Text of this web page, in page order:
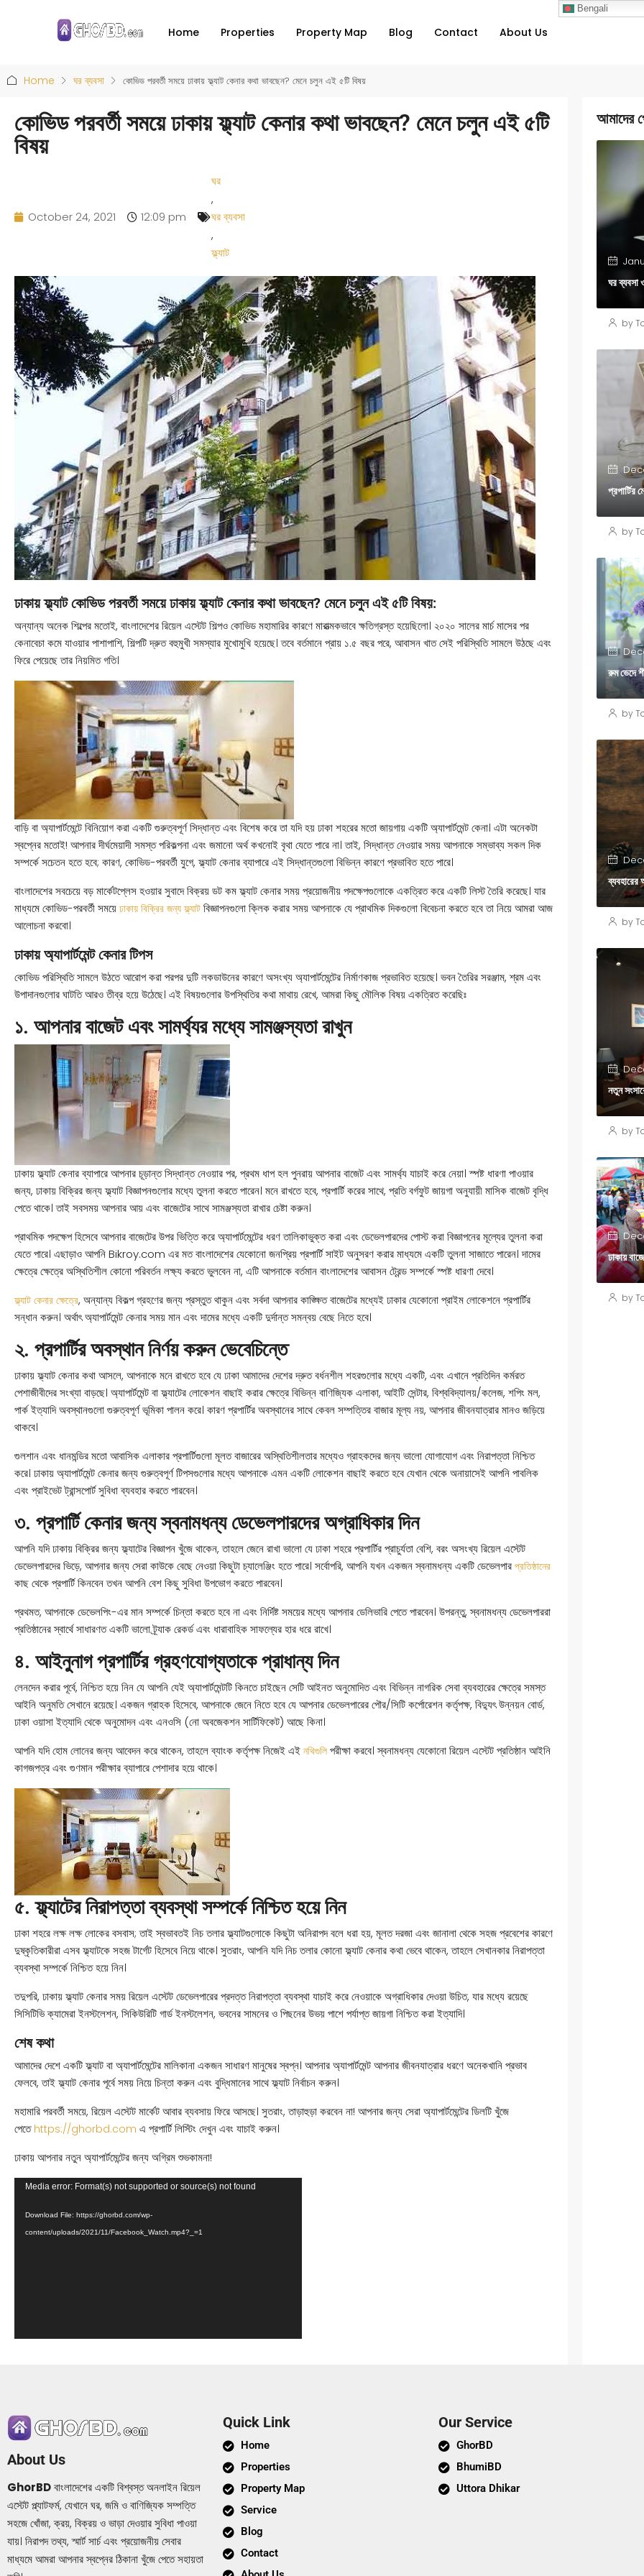
Home Properties Property Map Blog Contact About Us
Bengali
Home ঘর ব্যবসা কোভিড পরবর্তী সময়ে ঢাকায় ফ্ল্যাট কেনার কথা ভাবছেন? মেনে চলুন এই ৫টি বিষয়
কোভিড পরবর্তী সময়ে ঢাকায় ফ্ল্যাট কেনার কথা ভাবছেন? মেনে চলুন এই ৫টি
বিষয়
October 24, 2021 12:09 pm
ঘর
,
ঘর ব্যবসা
,
ফ্ল্যাট
ঢাকায় ফ্ল্যাটকোভিড পরবর্তী সময়ে ঢাকায় ফ্ল্যাট কেনার কথা ভাবছেন? মেনে চলুন এই ৫টি বিষয়:
অন্যান্য অনেক শিল্পের মতোই, বাংলাদেশের রিয়েল এস্টেট শিল্পও কোভিড মহামারির কারণে মারাত্মকভাবে ক্ষতিগ্রস্ত হয়েছিলো। ২০২০ সালের মার্চ মাসের পর
কেনাবেচা কমে যাওয়ার পাশাপাশি, শিল্পটি দ্রুত বহুমুখী সমস্যার মুখোমুখি হয়েছে। তবে বর্তমানে প্রায় ১.৫ বছর পরে, আবাসন খাত সেই পরিস্থিতি সামলে উঠছে এবং
ফিরে পেয়েছে তার নিয়মিত গতি।
বাড়ি বা অ্যাপার্টমেন্টে বিনিয়োগ করা একটি গুরুত্বপূর্ণ সিদ্ধান্ত এবং বিশেষ করে তা যদি হয় ঢাকা শহরের মতো জায়গায় একটি অ্যাপার্টমেন্ট কেনা। এটা অনেকটা
স্বপ্নের মতোই! আপনার দীর্ঘমেয়াদী সমস্ত পরিকল্পনা এবং জমানো অর্থ কখনোই বৃথা যেতে পারে না। তাই, সিদ্ধান্ত নেওয়ার সময় আপনাকে সম্ভাব্য সকল দিক
সম্পর্কে সচেতন হতে হবে; কারণ, কোভিড-পরবর্তী যুগে, ফ্ল্যাট কেনার ব্যাপারে এই সিদ্ধান্তগুলো বিভিন্ন কারণে প্রভাবিত হতে পারে।
বাংলাদেশের সবচেয়ে বড় মার্কেটপ্লেস হওয়ার সুবাদে বিক্রয় ডট কম ফ্ল্যাট কেনার সময় প্রয়োজনীয় পদক্ষেপগুলোকে একত্রিত করে একটি লিস্ট তৈরি করেছে। যার
মাধ্যমে কোভিড-পরবর্তী সময়ে ঢাকায় বিক্রির জন্য ফ্ল্যাট বিজ্ঞাপনগুলো ক্লিক করার সময় আপনাকে যে প্রাথমিক দিকগুলো বিবেচনা করতে হবে তা নিয়ে আমরা আজ
আলোচনা করবো।
ঢাকায় অ্যাপার্টমেন্ট কেনার টিপস
কোভিড পরিস্থিতি সামলে উঠতে আরোপ করা পরপর দুটি লকডাউনের কারণে অসংখ্য অ্যাপার্টমেন্টের নির্মাণকাজ প্রভাবিত হয়েছে। ভবন তৈরির সরঞ্জাম, শ্রম এবং
উপাদানগুলোর ঘাটতি আরও তীব্র হয়ে উঠেছে। এই বিষয়গুলোর উপস্থিতির কথা মাথায় রেখে, আমরা কিছু মৌলিক বিষয় একত্রিত করেছিঃ
১. আপনার বাজেট এবং সামর্থ্যর মধ্যে সামঞ্জস্যতা রাখুন
ঢাকায় ফ্ল্যাট কেনার ব্যাপারে আপনার চূড়ান্ত সিদ্ধান্ত নেওয়ার পর, প্রথম ধাপ হল পুনরায় আপনার বাজেট এবং সামর্থ্য যাচাই করে নেয়া। স্পষ্ট ধারণা পাওয়ার
জন্য, ঢাকায় বিক্রির জন্য ফ্ল্যাট বিজ্ঞাপনগুলোর মধ্যে তুলনা করতে পারেন। মনে রাখতে হবে, প্রপার্টি করের সাথে, প্রতি বর্গফুট জায়গা অনুযায়ী মাসিক বাজেট বৃদ্ধি
পেতে থাকে। তাই সবসময় আপনার আয় এবং বাজেটের সাথে সামঞ্জস্যতা রাখার চেষ্টা করুন।
প্রাথমিক পদক্ষেপ হিসেবে আপনার বাজেটের উপর ভিত্তি করে অ্যাপার্টমেন্টের ধরণ তালিকাভুক্ত করা এবং ডেভেলপারদের পোস্ট করা বিজ্ঞাপনের মূল্যের তুলনা করা
যেতে পারে। এছাড়াও আপনি Bikroy.com এর মত বাংলাদেশের যেকোনো জনপ্রিয় প্রপার্টি সাইট অনুসরণ করার মাধ্যমে একটি তুলনা সাজাতে পারেন। দামের
ক্ষেত্রে ক্ষেত্রে অস্থিতিশীল কোনো পরিবর্তন লক্ষ্য করতে ভুলবেন না, এটি আপনাকে বর্তমান বাংলাদেশের আবাসন ট্রেন্ড সম্পর্কে স্পষ্ট ধারণা দেবে।
ফ্ল্যাট কেনার ক্ষেত্রে, অন্যান্য বিকল্প গ্রহণের জন্য প্রস্তুত থাকুন এবং সর্বদা আপনার কাঙ্ক্ষিত বাজেটের মধ্যেই ঢাকার যেকোনো প্রাইম লোকেশনে প্রপার্টির
সন্ধান করুন। অর্থাৎ অ্যাপার্টমেন্ট কেনার সময় মান এবং দামের মধ্যে একটি দুর্দান্ত সমন্বয় বেছে নিতে হবে।
২. প্রপার্টির অবস্থান নির্ণয় করুন ভেবেচিন্তে
ঢাকায় ফ্ল্যাট কেনার কথা আসলে, আপনাকে মনে রাখতে হবে যে ঢাকা আমাদের দেশের দ্রুত বর্ধনশীল শহরগুলোর মধ্যে একটি, এবং এখানে প্রতিদিন কর্মরত
পেশাজীবীদের সংখ্যা বাড়ছে। অ্যাপার্টমেন্ট বা ফ্ল্যাটের লোকেশন বাছাই করার ক্ষেত্রে বিভিন্ন বাণিজ্যিক এলাকা, আইটি সেন্টার, বিশ্ববিদ্যালয়/কলেজ, শপিং মল,
পার্ক ইত্যাদি অবস্থানগুলো গুরুত্বপূর্ণ ভূমিকা পালন করে। কারণ প্রপার্টির অবস্থানের সাথে কেবল সম্পত্তির বাজার মূল্য নয়, আপনার জীবনযাত্রার মানও জড়িয়ে
থাকবে।
গুলশান এবং ধানমন্ডির মতো আবাসিক এলাকার প্রপার্টিগুলো মূলত বাজারের অস্থিতিশীলতার মধ্যেও গ্রাহকদের জন্য ভালো যোগাযোগ এবং নিরাপত্তা নিশ্চিত
করে। ঢাকায় অ্যাপার্টমেন্ট কেনার জন্য গুরুত্বপূর্ণ টিপসগুলোর মধ্যে আপনাকে এমন একটি লোকেশন বাছাই করতে হবে যেখান থেকে অনায়াসেই আপনি পাবলিক
এবং প্রাইভেট ট্রান্সপোর্ট সুবিধা ব্যবহার করতে পারবেন।
৩. প্রপার্টি কেনার জন্য স্বনামধন্য ডেভেলপারদের অগ্রাধিকার দিন
আপনি যদি ঢাকায় বিক্রির জন্য ফ্ল্যাটের বিজ্ঞাপন খুঁজে থাকেন, তাহলে জেনে রাখা ভালো যে ঢাকা শহরে প্রপার্টির প্রাচুর্যতা বেশি, বরং অসংখ্য রিয়েল এস্টেট
ডেভেলপারদের ভিড়ে, আপনার জন্য সেরা কাউকে বেছে নেওয়া কিছুটা চ্যালেঞ্জিং হতে পারে। সর্বোপরি, আপনি যখন একজন স্বনামধন্য একটি ডেভেলপার প্রতিষ্ঠানের
কাছ থেকে প্রপার্টি কিনবেন তখন আপনি বেশ কিছু সুবিধা উপভোগ করতে পারবেন।
প্রথমত, আপনাকে ডেভেলপিং-এর মান সম্পর্কে চিন্তা করতে হবে না এবং নির্দিষ্ট সময়ের মধ্যে আপনার ডেলিভারি পেতে পারবেন। উপরন্তু, স্বনামধন্য ডেভেলপাররা
প্রতিষ্ঠানের স্বার্থে সাধারণত একটি ভালো ট্র্যাক রেকর্ড এবং ধারাবাহিক সাফল্যের হার ধরে রাখে।
৪. আইনুনাগ প্রপার্টির গ্রহণযোগ্যতাকে প্রাধান্য দিন
লেনদেন করার পূর্বে, নিশ্চিত হয়ে নিন যে আপনি যেই অ্যাপার্টমেন্টটি কিনতে চাইছেন সেটি আইনত অনুমোদিত এবং বিভিন্ন নাগরিক সেবা ব্যবহারের ক্ষেত্রে সমস্ত
আইনি অনুমতি সেখানে রয়েছে। একজন গ্রাহক হিসেবে, আপনাকে জেনে নিতে হবে যে আপনার ডেভেলপারের পৌর/সিটি কর্পোরেশন কর্তৃপক্ষ, বিদ্যুৎ উন্নয়ন বোর্ড,
ঢাকা ওয়াসা ইত্যাদি থেকে অনুমোদন এবং এনওসি (নো অবজেকশন সার্টিফিকেট) আছে কিনা।
আপনি যদি হোম লোনের জন্য আবেদন করে থাকেন, তাহলে ব্যাংক কর্তৃপক্ষ নিজেই এই নথিগুলি পরীক্ষা করবে। স্বনামধন্য যেকোনো রিয়েল এস্টেট প্রতিষ্ঠান আইনি
কাগজপত্র এবং গুণমান পরীক্ষার ব্যাপারে পেশাদার হয়ে থাকে।
৫. ফ্ল্যাটের নিরাপত্তা ব্যবস্থা সম্পর্কে নিশ্চিত হয়ে নিন
ঢাকা শহরে লক্ষ লক্ষ লোকের বসবাস; তাই স্বভাবতই নিচ তলার ফ্ল্যাটগুলোকে কিছুটা অনিরাপদ বলে ধরা হয়, মূলত দরজা এবং জানালা থেকে সহজ প্রবেশের কারণে
দুষ্কৃতিকারীরা এসব ফ্ল্যাটকে সহজ টার্গেট হিসেবে নিয়ে থাকে। সুতরাং, আপনি যদি নিচ তলার কোনো ফ্ল্যাট কেনার কথা ভেবে থাকেন, তাহলে সেখানকার নিরাপত্তা
ব্যবস্থা সম্পর্কে নিশ্চিত হয়ে নিন।
তদুপরি, ঢাকায় ফ্ল্যাট কেনার সময় রিয়েল এস্টেট ডেভেলপারের প্রদত্ত নিরাপত্তা ব্যবস্থা যাচাই করে নেওয়াকে অগ্রাধিকার দেওয়া উচিত, যার মধ্যে রয়েছে
সিসিটিভি ক্যামেরা ইনস্টলেশন, সিকিউরিটি গার্ড ইনস্টলেশন, ভবনের সামনের ও পিছনের উভয় পাশে পর্যাপ্ত জায়গা নিশ্চিত করা ইত্যাদি।
শেষ কথা
আমাদের দেশে একটি ফ্ল্যাট বা অ্যাপার্টমেন্টের মালিকানা একজন সাধারণ মানুষের স্বপ্ন। আপনার অ্যাপার্টমেন্ট আপনার জীবনযাত্রার ধরণে অনেকখানি প্রভাব
ফেলবে, তাই ফ্ল্যাট কেনার পূর্বে সময় নিয়ে চিন্তা করুন এবং বুদ্ধিমানের সাথে ফ্ল্যাট নির্বাচন করুন।
মহামারি পরবর্তী সময়ে, রিয়েল এস্টেট মার্কেট আবার ব্যবসায় ফিরে আসছে। সুতরাং, তাড়াহুড়া করবেন না! আপনার জন্য সেরা অ্যাপার্টমেন্টের ডিলটি খুঁজে
পেতে https://ghorbd.com এ প্রপার্টি লিস্টিং দেখুন এবং যাচাই করুন।
ঢাকায় আপনার নতুন অ্যাপার্টমেন্টের জন্য অগ্রিম শুভকামনা!
Video
Media error: Format(s) not supported or source(s) not found
Download File: https://ghorbd.com/wp-
content/uploads/2021/11/Facebook_Watch.mp4?_=1
আমাদের
ঘর ব্যবসা
by
প্রপার্টির
by
রুম ভেদে
by
by
নতুন
by
ঢাকায়
by
About Us
GhorBDবাংলাদেশের একটি বিশ্বস্ত অনলাইন রিয়েল
এস্টেট প্ল্যাটফর্ম, যেখানে ঘর, জমি ও বাণিজ্যিক সম্পত্তি
সহজে খোঁজা, ক্রয়, বিক্রয় ও ভাড়া দেওয়ার সুবিধা পাওয়া
যায়। নিরাপদ তথ্য, স্মার্ট সার্চ এবং প্রয়োজনীয় সেবার
মাধ্যমে আমরা আপনার স্বপ্নের ঠিকানা খুঁজে পেতে সহায়তা
Quick Link
Home
Properties
Property Map
Service
Blog
Contact
Our Service
GhorBD
BhumiBD
Uttora Dhikar